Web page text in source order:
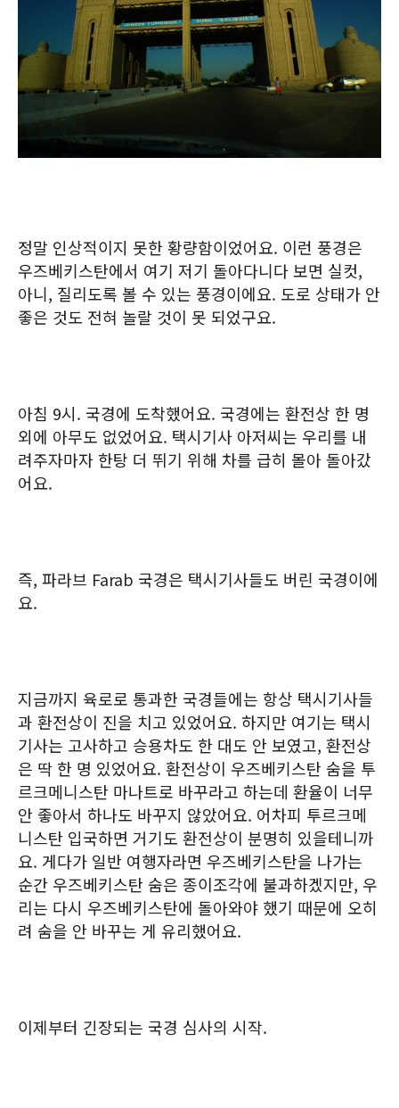
정말 인상적이지 못한 황량함이었어요. 이런 풍경은
우즈베키스탄에서 여기 저기 돌아다니다 보면 실컷,
아니, 질리도록 볼 수 있는 풍경이에요. 도로 상태가 안
좋은 것도 전혀 놀랄 것이 못 되었구요.
아침 9시. 국경에 도착했어요. 국경에는 환전상 한 명
외에 아무도 없었어요. 택시기사 아저씨는 우리를 내
려주자마자 한탕 더 뛰기 위해 차를 급히 몰아 돌아갔
어요.
즉, 파라브 Farab 국경은 택시기사들도 버린 국경이에
요.
지금까지 육로로 통과한 국경들에는 항상 택시기사들
과 환전상이 진을 치고 있었어요. 하지만 여기는 택시
기사는 고사하고 승용차도 한 대도 안 보였고, 환전상
은 딱 한 명 있었어요. 환전상이 우즈베키스탄 숨을 투
르크메니스탄 마나트로 바꾸라고 하는데 환율이 너무
안 좋아서 하나도 바꾸지 않았어요. 어차피 투르크메
니스탄 입국하면 거기도 환전상이 분명히 있을테니까
요. 게다가 일반 여행자라면 우즈베키스탄을 나가는
순간 우즈베키스탄 숨은 종이조각에 불과하겠지만, 우
리는 다시 우즈베키스탄에 돌아와야 했기 때문에 오히
려 숨을 안 바꾸는 게 유리했어요.
이제부터 긴장되는 국경 심사의 시작.